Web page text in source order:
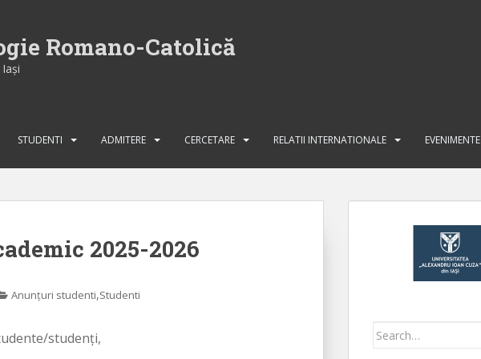
Romano-Catolică
STUDENTI ADMITERE CERCETARE RELATII INTERNATIONALE EVENIMENTE
2025-2026
Anunțuri studenti,Studenti
studenți,
Search for: